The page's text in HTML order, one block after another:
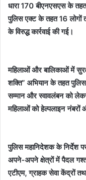
धारा 170 बीएनएसएस के
पुलिस एक्ट के तहत 16 लोगों
के विरुद्ध कार्रवाई की गई।
महिलाओं और बालिकाओं में
शक्ति” अभियान के तहत पुलिस
सम्मान और स्वावलंबन को
महिलाओं को हेल्पलाइन नंबरों
पुलिस महानिदेशक के निर्देश
अपने-अपने क्षेत्रों में पैदल गश्त
एटीएम, ग्राहक सेवा केंद्रों